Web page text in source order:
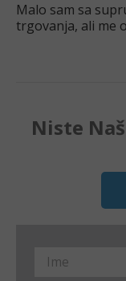
Malo sam sa
trgovanja, ali me
Niste